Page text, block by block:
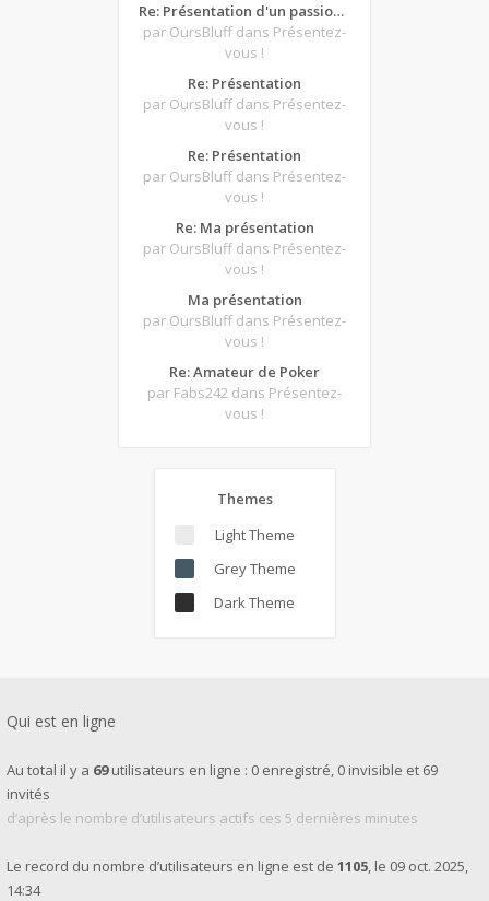
Re: Présentation d'un passionné de poker
par OursBluff dans Présentez-
vous !
Re: Présentation
par OursBluff dans Présentez-
vous !
Re: Présentation
par OursBluff dans Présentez-
vous !
Re: Ma présentation
par OursBluff dans Présentez-
vous !
Ma présentation
par OursBluff dans Présentez-
vous !
Re: Amateur de Poker
par Fabs242 dans Présentez-
vous !
Themes
Light Theme
Grey Theme
Dark Theme
Qui est en ligne
Au total il y a 69utilisateurs en ligne : 0 enregistré, 0 invisible et 69
invités
d’après le nombre d’utilisateurs actifs ces 5 dernières minutes
Le record du nombre d’utilisateurs en ligne est de 1105, le 09 oct. 2025,
14:34